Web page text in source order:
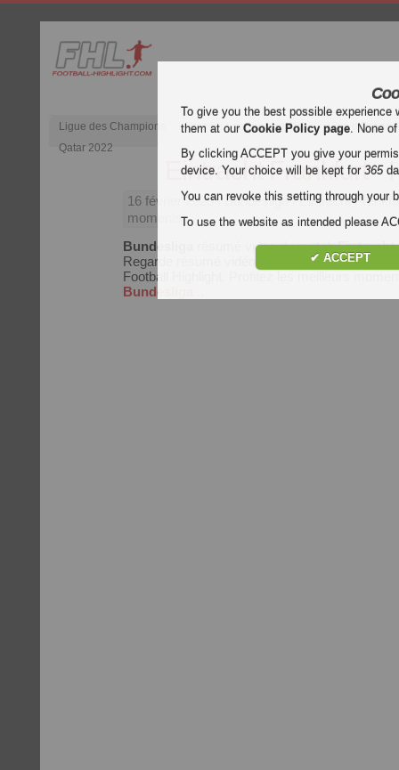
Ligue des Champions Premier League anglaise
Liga
Qatar 2022
Eintracht Frankfurt -
16 février 2025| Bundesliga | Eintracht
moments
Bundesliga
résumé vidéo du matchEintracht
Regarde résumé vidéo de Eintracht Frankfurt
Football Highlight. Profitez les meilleurs
Bundesliga
To give you the best possible
them at ourCookie Policy page. None
By clicking ACCEPT you give your
device. Your choice will be kept for365
You can revoke this setting through your
To use the website as intended please
✔ ACCEPT